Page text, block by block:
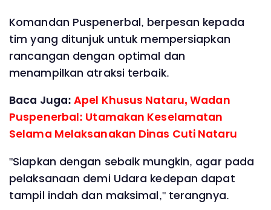
Komandan Puspenerbal, berpesan kepada
tim yang ditunjuk untuk mempersiapkan
rancangan dengan optimal dan
menampilkan atraksi terbaik.
Baca Juga:Apel Khusus Nataru, Wadan
Puspenerbal: Utamakan Keselamatan
Selama Melaksanakan Dinas Cuti Nataru
"Siapkan dengan sebaik mungkin, agar pada
pelaksanaan demi Udara kedepan dapat
tampil indah dan maksimal," terangnya.